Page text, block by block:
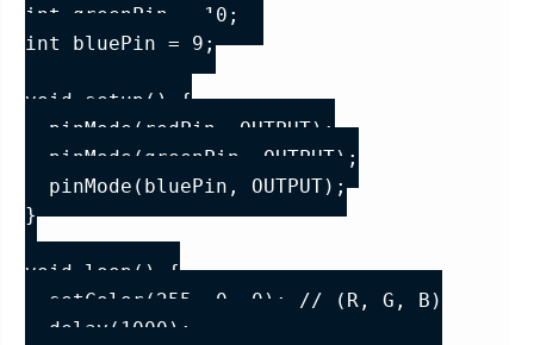
int greenPin = 10;
int bluePin = 9;
void setup() {
  pinMode(redPin, OUTPUT);
  pinMode(greenPin, OUTPUT);
  pinMode(bluePin, OUTPUT);
}
void loop() {
  setColor(255, 0, 0); // (R, G, B)
  delay(1000);